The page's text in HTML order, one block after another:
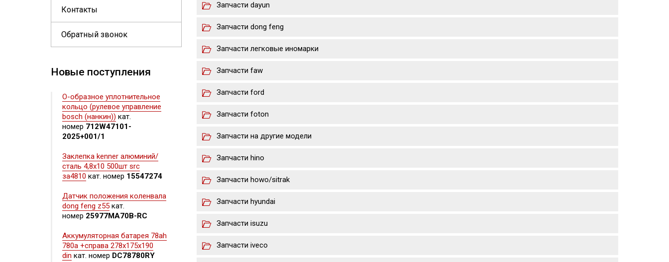
Контакты
Обратный звонок
Новые поступления
О-образное уплотнительное
кольцо (рулевое управление
bosch (нанкин)) кат.
номер 712W47101-
2025+001/1
Заклепка kenner алюминий/
сталь 4,8х10 500шт src
за4810 кат. номер 15547274
Датчик положения коленвала
dong feng z55 кат.
номер 25977MA70B-RC
Аккумуляторная батарея 78ah
780a +справа 278x175x190
din кат. номер DC78780RY
Запчасти dayun
Запчасти dong feng
Запчасти легковые иномарки
Запчасти faw
Запчасти ford
Запчасти foton
Запчасти на другие модели
Запчасти hino
Запчасти howo/sitrak
Запчасти hyundai
Запчасти isuzu
Запчасти iveco